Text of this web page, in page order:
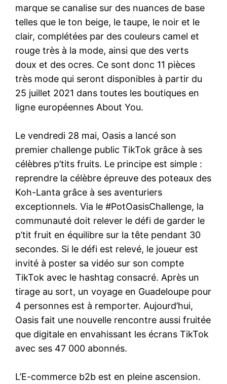
marque se canalise sur des nuances de base
telles que le ton beige, le taupe, le noir et le
clair, complétées par des couleurs camel et
rouge très à la mode, ainsi que des verts
doux et des ocres. Ce sont donc 11 pièces
très mode qui seront disponibles à partir du
25 juillet 2021 dans toutes les boutiques en
ligne européennes About You.
Le vendredi 28 mai, Oasis a lancé son
premier challenge public TikTok grâce à ses
célèbres p’tits fruits. Le principe est simple :
reprendre la célèbre épreuve des poteaux des
Koh-Lanta grâce à ses aventuriers
exceptionnels. Via le #PotOasisChallenge, la
communauté doit relever le défi de garder le
p’tit fruit en équilibre sur la tête pendant 30
secondes. Si le défi est relevé, le joueur est
invité à poster sa vidéo sur son compte
TikTok avec le hashtag consacré. Après un
tirage au sort, un voyage en Guadeloupe pour
4 personnes est à remporter. Aujourd’hui,
Oasis fait une nouvelle rencontre aussi fruitée
que digitale en envahissant les écrans TikTok
avec ses 47 000 abonnés.
L’E-commerce b2b est en pleine ascension.